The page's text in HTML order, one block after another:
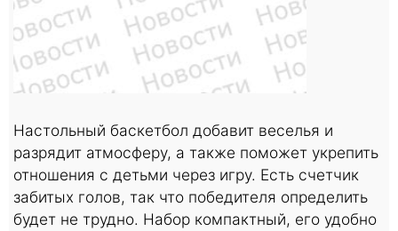
Настольный баскетбол добавит веселья и
разрядит атмосферу, а также поможет укрепить
отношения с детьми через игру. Есть счетчик
забитых голов, так что победителя определить
будет не трудно. Набор компактный, его удобно